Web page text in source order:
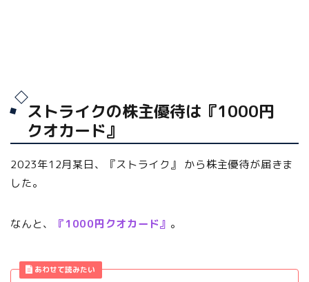
ストライクの株主優待は『1000円
クオカード』
2023年12月某日、『ストライク』 から株主優待が届きま
した。
なんと、 『1000円クオカード』 。